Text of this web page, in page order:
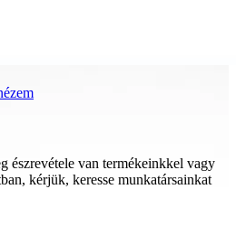
észrevétele van termékeinkkel vagy
kérjük, keresse munkatársainkat